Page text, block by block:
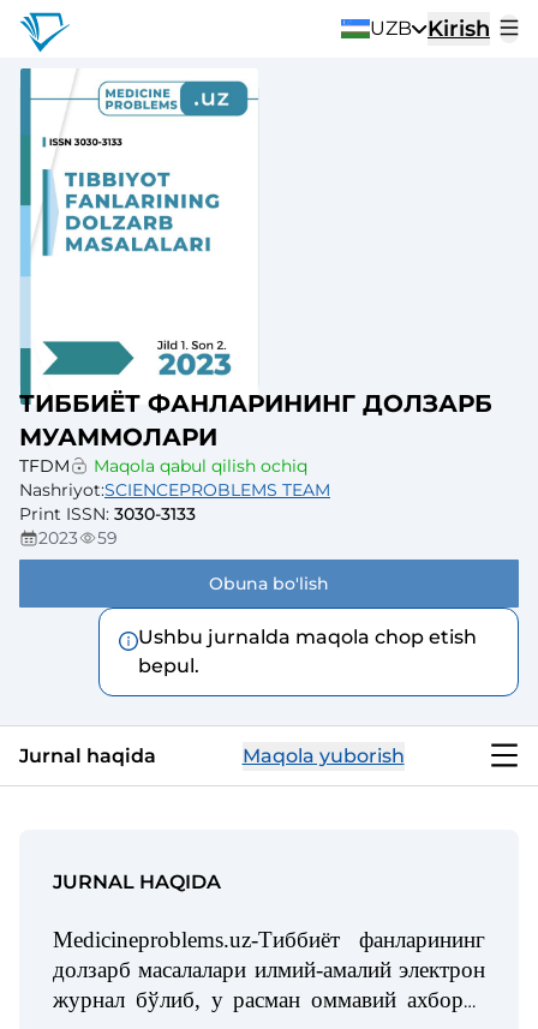
UZB Kirish
ТИББИЁТ ФАНЛАРИНИНГ ДОЛЗАРБ
МУАММОЛАРИ
TFDM
Maqola qabul qilish ochiq
Nashriyot:SCIENCEPROBLEMS TEAM
Print ISSN: 3030-3133
2023
59
Obuna bo'lish
Ushbu jurnalda maqola chop etish
bepul.
Jurnal haqida Maqola yuborish
JURNAL HAQIDA
Medicineproblems.uz-Тиббиёт фанларининг
долзарб масалалари илмий-амалий электрон
журнал бўлиб, у расман оммавий ахборот